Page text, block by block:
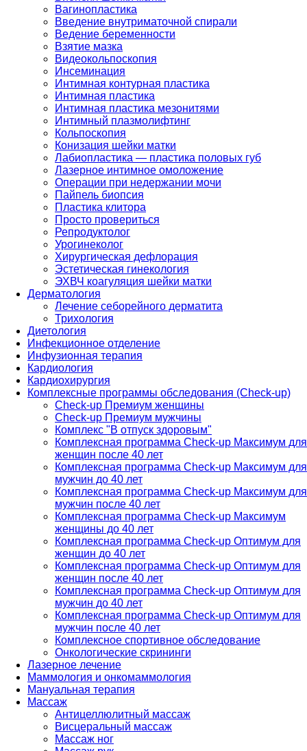
Вагинопластика
Введение внутриматочной спирали
Ведение беременности
Взятие мазка
Видеокольпоскопия
Инсеминация
Интимная контурная пластика
Интимная пластика
Интимная пластика мезонитями
Интимный плазмолифтинг
Кольпоскопия
Конизация шейки матки
Лабиопластика — пластика половых губ
Лазерное интимное омоложение
Операции при недержании мочи
Пайпель биопсия
Пластика клитора
Просто провериться
Репродуктолог
Урогинеколог
Хирургическая дефлорация
Эстетическая гинекология
ЭХВЧ коагуляция шейки матки
Дерматология
Лечение себорейного дерматита
Трихология
Диетология
Инфекционное отделение
Инфузионная терапия
Кардиология
Кардиохирургия
Комплексные программы обследования (Check-up)
Check-up Премиум женщины
Check-up Премиум мужчины
Комплекс "В отпуск здоровым"
Комплексная программа Check-up Максимум для
женщин после 40 лет
Комплексная программа Check-up Максимум для
мужчин до 40 лет
Комплексная программа Check-up Максимум для
мужчин после 40 лет
Комплексная программа Check-up Максимум
женщины до 40 лет
Комплексная программа Check-up Оптимум для
женщин до 40 лет
Комплексная программа Check-up Оптимум для
женщин после 40 лет
Комплексная программа Check-up Оптимум для
мужчин до 40 лет
Комплексная программа Check-up Оптимум для
мужчин после 40 лет
Комплексное спортивное обследование
Онкологические скрининги
Лазерное лечение
Маммология и онкомаммология
Мануальная терапия
Массаж
Антицеллюлитный массаж
Висцеральный массаж
Массаж ног